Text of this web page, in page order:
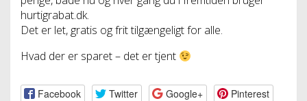
hurtigrabat.dk.
Det er let, gratis og frit tilgængeligt for alle.
Hvad der er sparet – det er tjent
Facebook Twitter Google+ Pinterest